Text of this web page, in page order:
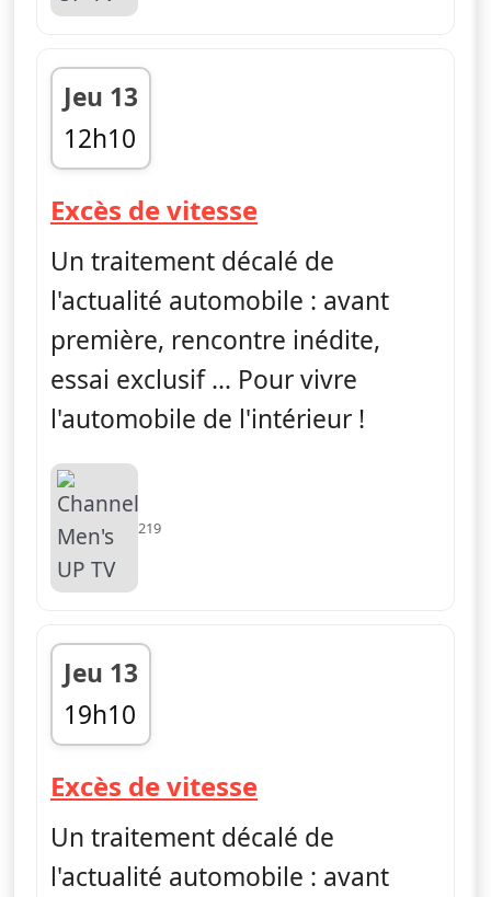
Jeu 13
12h10
fin 12h30
Excès de vitesse— Excès de
Un traitement décalé de
l'actualité automobile : avant
première, rencontre inédite,
essai exclusif … Pour vivre
l'automobile de l'intérieur !
219
Jeu 13
19h10
fin 19h30
Excès de vitesse— Excès de
Un traitement décalé de
l'actualité automobile : avant